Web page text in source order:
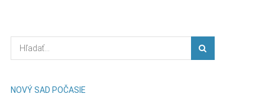
NOVÝ SAD POČASIE